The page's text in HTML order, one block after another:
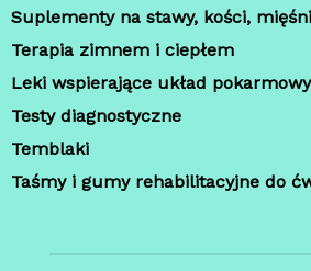
Suplementy na stawy, kości,
Terapia zimnem i ciepłem
Leki wspierające układ pokarmowy
Testy diagnostyczne
Temblaki
Taśmy i gumy rehabilitacyjne do